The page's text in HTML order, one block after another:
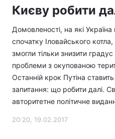
Києву робити
Домовленості, на які
спочатку Іловайського
змогли тільки знизити
проблеми з окупованою
Останній крок Путіна
запитання: що робити далі.
авторитетне політичне
20:20, 19.02.2017